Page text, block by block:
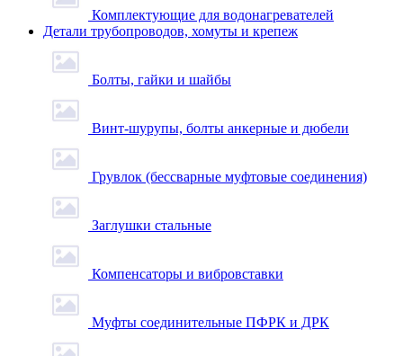
Комплектующие для водонагревателей
Детали трубопроводов, хомуты и крепеж
Болты, гайки и шайбы
Винт-шурупы, болты анкерные и дюбели
Грувлок (бессварные муфтовые соединения)
Заглушки стальные
Компенсаторы и вибровставки
Муфты соединительные ПФРК и ДРК